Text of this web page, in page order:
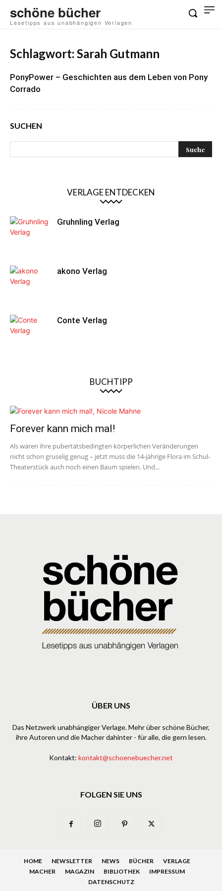
schöne bücher
Lesetipps aus unabhängigen Verlagen
Schlagwort: Sarah Gutmann
PonyPower – Geschichten aus dem Leben von Pony
Corrado
SUCHEN
VERLAGE ENTDECKEN
Gruhnling Verlag
akono Verlag
Conte Verlag
BUCHTIPP
Forever kann mich mal!
Als wären ihre pubertätsbedingten körperlichen Veränderungen
nicht schon gruselig genug – jetzt muss die 14-jährige Flora im Schul-
Theaterstück auch noch einen Baum spielen. Und...
ÜBER UNS
Das Netzwerk unabhängiger Verlage. Mehr über schöne Bücher,
ihre Autoren und die Macher dahinter - für alle, die gern lesen.
Kontakt: kontakt@schoenebuecher.net
FOLGEN SIE UNS
HOME NEWSLETTER NEWS BÜCHER
VERLAGE
MACHER
MAGAZIN BIBLIOTHEK
IMPRESSUM
DATENSCHUTZ